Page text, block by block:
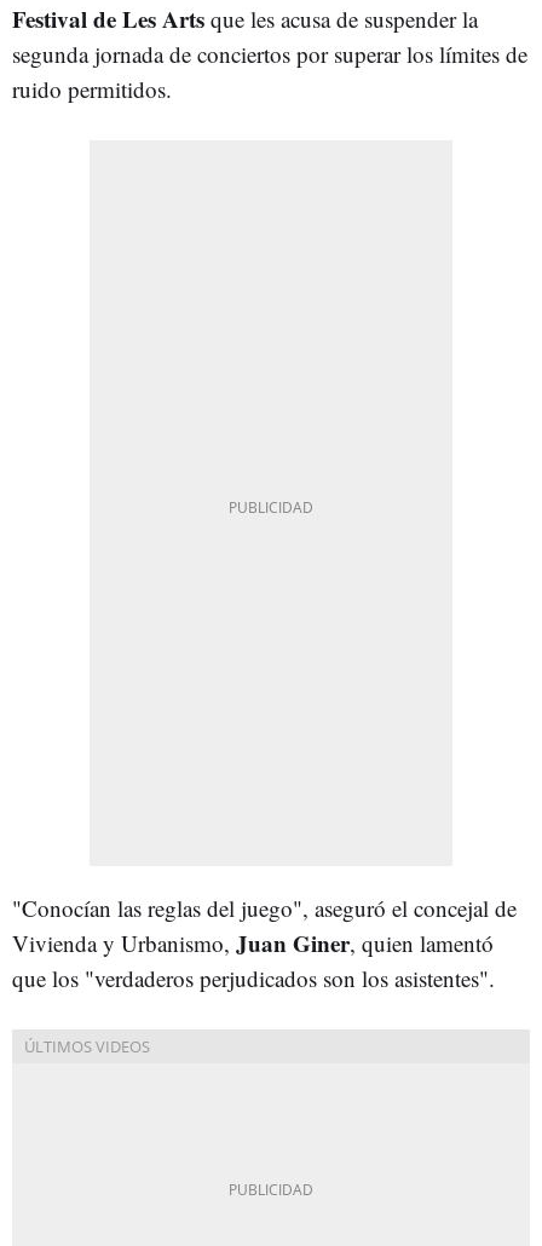
Festival de Les Arts que les acusa de suspender la
segunda jornada de conciertos por superar los límites de
ruido permitidos.
"Conocían las reglas del juego", aseguró el concejal de
Vivienda y Urbanismo, Juan Giner, quien lamentó
que los "verdaderos perjudicados son los asistentes".